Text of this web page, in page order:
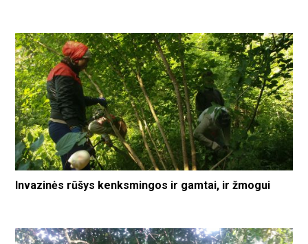
Invazinės rūšys kenksmingos ir gamtai, ir žmogui